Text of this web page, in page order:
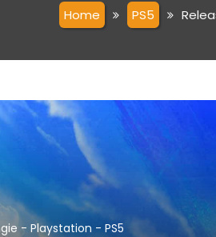
Home PS5
- Playstation - PS5